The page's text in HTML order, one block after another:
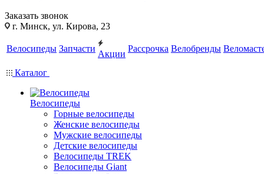
Заказать звонок
г. Минск, ул. Кирова, 23
Велосипеды Запчасти
Акции
Рассрочка Велобренды
Каталог
Велосипеды
Горные велосипеды
Женские велосипеды
Мужские велосипеды
Детские велосипеды
Велосипеды TREK
Велосипеды Giant